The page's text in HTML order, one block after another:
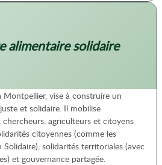
alimentaire solidaire
Montpellier, vise à construire un
et solidaire. Il mobilise
agriculteurs et citoyens
citoyennes (comme les
solidarités territoriales (avec
et gouvernance partagée.